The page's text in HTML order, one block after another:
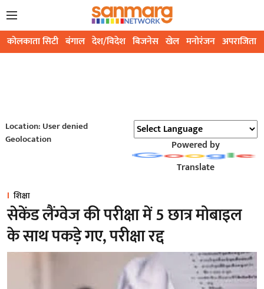
कोलकाता सिटी बंगाल देश/विदेश बिजनेस खेल मनोरंजन अपराजिता
Location: User denied
Geolocation
Powered by
Translate
शिक्षा
सेकेंड लैंग्वेज की परीक्षा में 5 छात्र मोबाइल
के साथ पकड़े गए, परीक्षा रद्द